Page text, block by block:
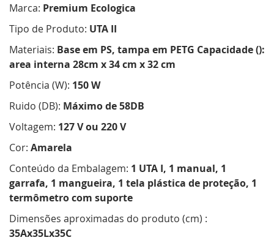
Marca: Premium Ecologica
Tipo de Produto: UTA II
Materiais: Base em PS, tampa em PETG Capacidade ():
area interna 28cm x 34 cm x 32 cm
Potência (W): 150 W
Ruido (DB): Máximo de 58DB
Voltagem: 127 V ou 220 V
Cor: Amarela
Conteúdo da Embalagem: 1 UTA I, 1 manual, 1
garrafa, 1 mangueira, 1 tela plástica de proteção, 1
termômetro com suporte
Dimensões aproximadas do produto (cm) :
35Ax35Lx35C